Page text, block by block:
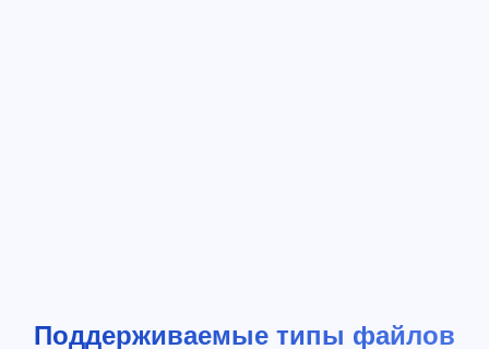
Поддерживаемые типы файлов